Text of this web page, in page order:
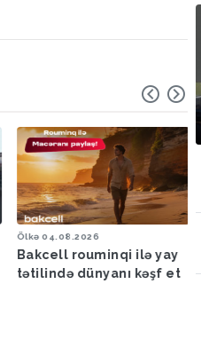
Ölkə 04.08.2026
Bakcell rouminqi ilə yay
tətilində dünyanı kəşf et